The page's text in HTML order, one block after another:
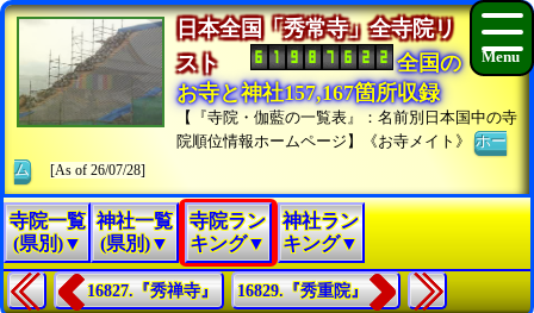
日本全国「秀常寺」全寺院リ
スト
全国の
お寺と神社157,167箇所収録
【『寺院・伽藍の一覧表』：名前別日本国中の寺
院順位情報ホームページ】《お寺メイト》ホー
ム
[As of 26/07/28]
寺院一覧
(県別)▼
神社一覧
(県別)▼
寺院ラン
キング▼
神社ラン
キング▼
16827.『秀禅寺』 16829.『秀重院』